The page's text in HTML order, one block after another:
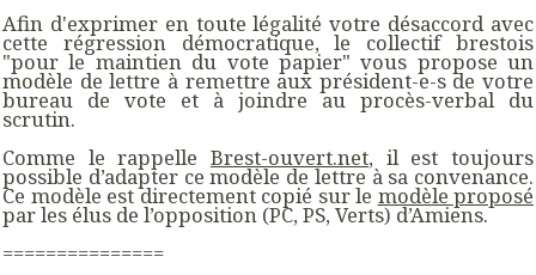
Afin d'exprimer en toute légalité votre désaccord avec
cette régression démocratique, le collectif brestois
"pour le maintien du vote papier" vous propose un
modèle de lettre à remettre aux président-e-s de votre
bureau de vote et à joindre au procès-verbal du
scrutin.
Comme le rappelle Brest-ouvert.net, il est toujours
possible d’adapter ce modèle de lettre à sa convenance.
Ce modèle est directement copié sur le modèle proposé
par les élus de l’opposition (PC, PS, Verts) d’Amiens.
===============